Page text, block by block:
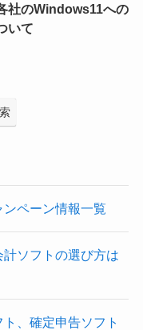
社のWindows11への
いて
ペーン情報一覧
ソフトの選び方は
、確定申告ソフト